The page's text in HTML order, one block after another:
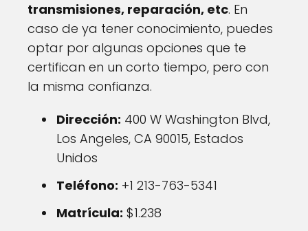
transmisiones, reparación, etc. En
caso de ya tener conocimiento, puedes
optar por algunas opciones que te
certifican en un corto tiempo, pero con
la misma confianza.
Dirección: 400 W Washington Blvd,
Los Angeles, CA 90015, Estados
Unidos
Teléfono: +1 213-763-5341
Matrícula: $1.238